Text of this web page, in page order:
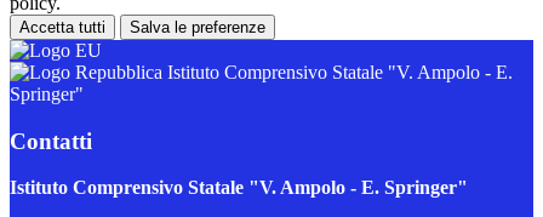
Accetta tutti Salva le preferenze
Istituto Comprensivo Statale "V. Ampolo - E.
Springer"
Contatti
Istituto Comprensivo Statale "V. Ampolo - E. Springer"